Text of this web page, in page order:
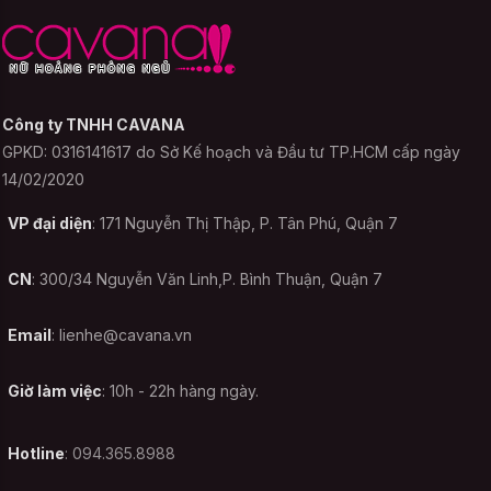
Với những sản phẩm như Đồ ngủ Pijama
phục mặc lên người bạn không nên dùng
các hóa chất như thuốc tẩy để làm sạch
bạn chỉ cần giặt nhẹ nhàng bằng bột giặt
gây kích ứng da và không tốt cho chiếc
cần ngâm khoảng 10 phút như vậy các
dành cho bạn đó là không nên phơi Đồ
Công ty TNHH CAVANA
GPKD: 0316141617 do Sở Kế hoạch và Đầu tư TP.HCM cấp ngày
14/02/2020
VP đại diện: 171 Nguyễn Thị Thập, P. Tân Phú, Quận 7
CN : 300/34 Nguyễn Văn Linh,P. Bình Thuận, Quận 7
Email : lienhe@cavana.vn
Giờ làm việc: 10h - 22h hàng ngày.
Hotline: 094.365.8988